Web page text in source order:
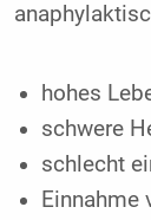
hohes
schwere
schlecht
Einnahme